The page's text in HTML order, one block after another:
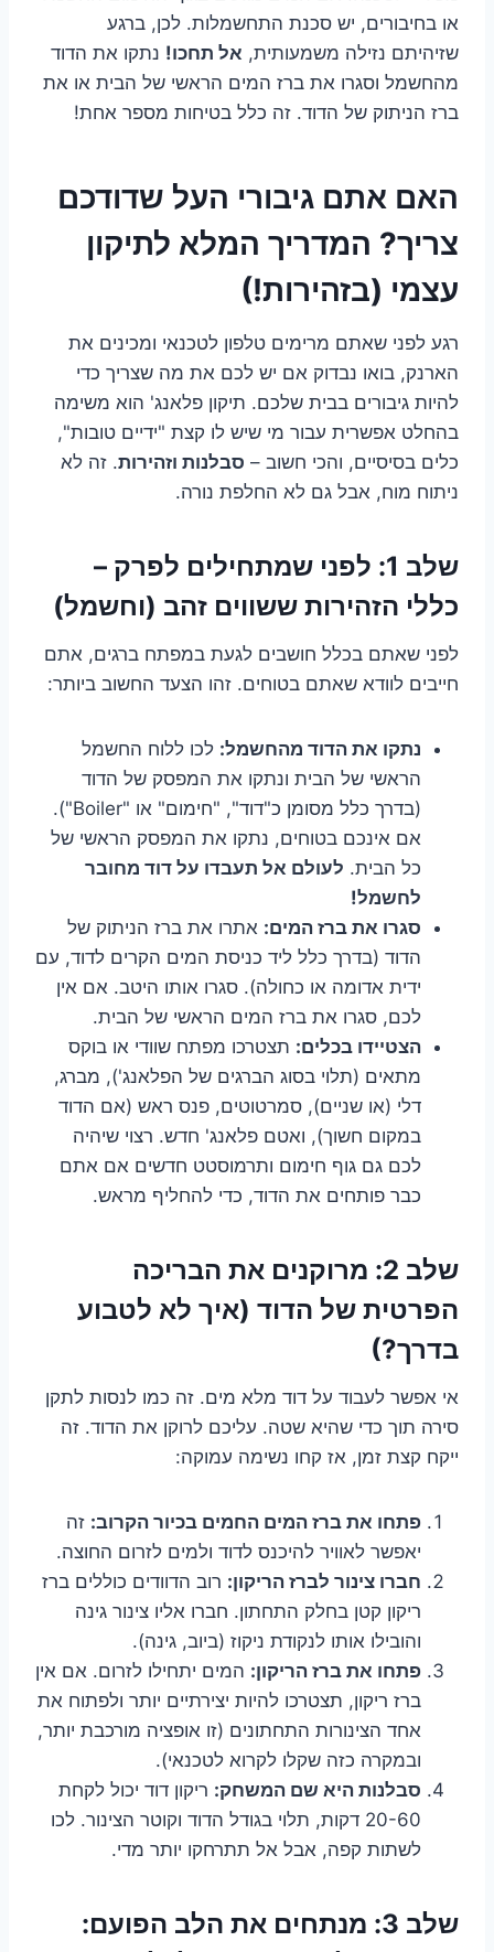
או בחיבורים, יש סכנת התחשמלות. לכן, ברגע
שזיהיתם נזילה משמעותית, אל תחכו! נתקו את הדוד
מהחשמל וסגרו את ברז המים הראשי של הבית או את
ברז הניתוק של הדוד. זה כלל בטיחות מספר אחת!
האם אתם גיבורי העל שדודכם
צריך? המדריך המלא לתיקון
עצמי (בזהירות!)
רגע לפני שאתם מרימים טלפון לטכנאי ומכינים את
הארנק, בואו נבדוק אם יש לכם את מה שצריך כדי
להיות גיבורים בבית שלכם. תיקון פלאנג' הוא משימה
בהחלט אפשרית עבור מי שיש לו קצת "ידיים טובות",
כלים בסיסיים, והכי חשוב – סבלנות וזהירות. זה לא
ניתוח מוח, אבל גם לא החלפת נורה.
שלב 1: לפני שמתחילים לפרק –
כללי הזהירות ששווים זהב (וחשמל)
לפני שאתם בכלל חושבים לגעת במפתח ברגים, אתם
חייבים לוודא שאתם בטוחים. זהו הצעד החשוב ביותר:
נתקו את הדוד מהחשמל: לכו ללוח החשמל
הראשי של הבית ונתקו את המפסק של הדוד
(בדרך כלל מסומן כ"דוד", "חימום" או "Boiler").
אם אינכם בטוחים, נתקו את המפסק הראשי של
כל הבית. לעולם אל תעבדו על דוד מחובר
לחשמל!
סגרו את ברז המים: אתרו את ברז הניתוק של
הדוד (בדרך כלל ליד כניסת המים הקרים לדוד, עם
ידית אדומה או כחולה). סגרו אותו היטב. אם אין
לכם, סגרו את ברז המים הראשי של הבית.
הצטיידו בכלים: תצטרכו מפתח שוודי או בוקס
מתאים (תלוי בסוג הברגים של הפלאנג'), מברג,
דלי (או שניים), סמרטוטים, פנס ראש (אם הדוד
במקום חשוך), ואטם פלאנג' חדש. רצוי שיהיה
לכם גם גוף חימום ותרמוסטט חדשים אם אתם
כבר פותחים את הדוד, כדי להחליף מראש.
שלב 2: מרוקנים את הבריכה
הפרטית של הדוד (איך לא לטבוע
בדרך?)
אי אפשר לעבוד על דוד מלא מים. זה כמו לנסות לתקן
סירה תוך כדי שהיא שטה. עליכם לרוקן את הדוד. זה
ייקח קצת זמן, אז קחו נשימה עמוקה:
פתחו את ברז המים החמים בכיור הקרוב: זה
יאפשר לאוויר להיכנס לדוד ולמים לזרום החוצה.
חברו צינור לברז הריקון: רוב הדוודים כוללים ברז
ריקון קטן בחלק התחתון. חברו אליו צינור גינה
והובילו אותו לנקודת ניקוז (ביוב, גינה).
פתחו את ברז הריקון: המים יתחילו לזרום. אם אין
ברז ריקון, תצטרכו להיות יצירתיים יותר ולפתוח את
אחד הצינורות התחתונים (זו אופציה מורכבת יותר,
ובמקרה כזה שקלו לקרוא לטכנאי).
סבלנות היא שם המשחק: ריקון דוד יכול לקחת
20-60 דקות, תלוי בגודל הדוד וקוטר הצינור. לכו
לשתות קפה, אבל אל תתרחקו יותר מדי.
שלב 3: מנתחים את הלב הפועם: